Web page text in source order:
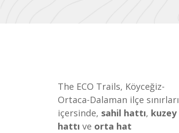
The ECO Trails, Köyceğiz-
Ortaca-Dalaman ilçe sınırları
içersinde, sahil hattı, kuzey
hattı ve orta hat